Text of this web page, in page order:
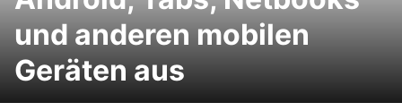
und anderen mobilen
Geräten aus